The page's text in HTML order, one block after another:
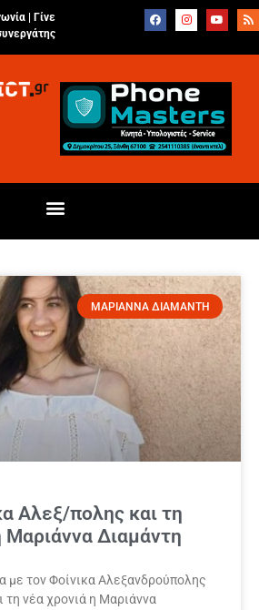
Γίνε
ΜΑΡΙΑΝΝΑ ΔΙΑΜΑΝΤΗ
Αλεξ/πολης και τη
Μαριάννα Διαμάντη
με τον Φοίνικα Αλεξανδρούπολης
τη νέα χρονιά η Μαριάννα